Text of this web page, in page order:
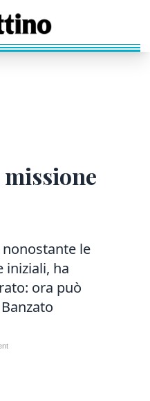
missione
le
iniziali, ha
ora può